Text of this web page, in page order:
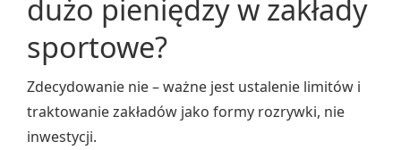
dużo pieniędzy w zakłady
sportowe?
Zdecydowanie nie – ważne jest ustalenie limitów i
traktowanie zakładów jako formy rozrywki, nie
inwestycji.